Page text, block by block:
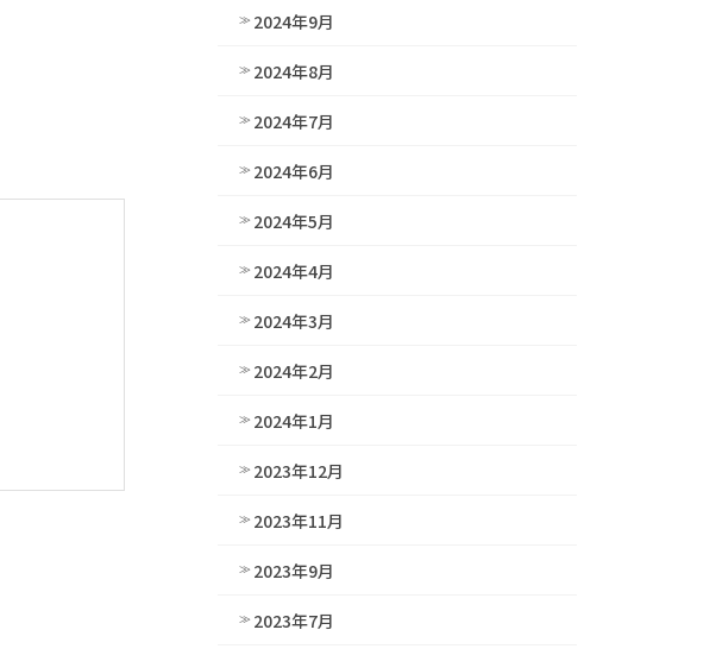
2024年9月
2024年8月
2024年7月
2024年6月
2024年5月
2024年4月
2024年3月
2024年2月
2024年1月
2023年12月
2023年11月
2023年9月
2023年7月